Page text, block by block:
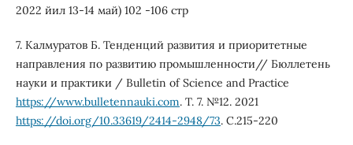
2022 йил 13-14 май) 102 -106 стр
7. Калмуратов Б. Тенденций развития и приоритетные
направления по развитию промышленности// Бюллетень
науки и практики / Bulletin of Science and Practice
https://www.bulletennauki.com. Т. 7. №12. 2021
https://doi.org/10.33619/2414-2948/73. С.215-220